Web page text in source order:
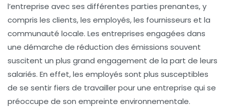
l’entreprise avec ses différentes parties prenantes, y
compris les clients, les employés, les fournisseurs et la
communauté locale. Les entreprises engagées dans
une démarche de réduction des émissions souvent
suscitent un plus grand engagement de la part de leurs
salariés. En effet, les employés sont plus susceptibles
de se sentir fiers de travailler pour une entreprise qui se
préoccupe de son empreinte environnementale.